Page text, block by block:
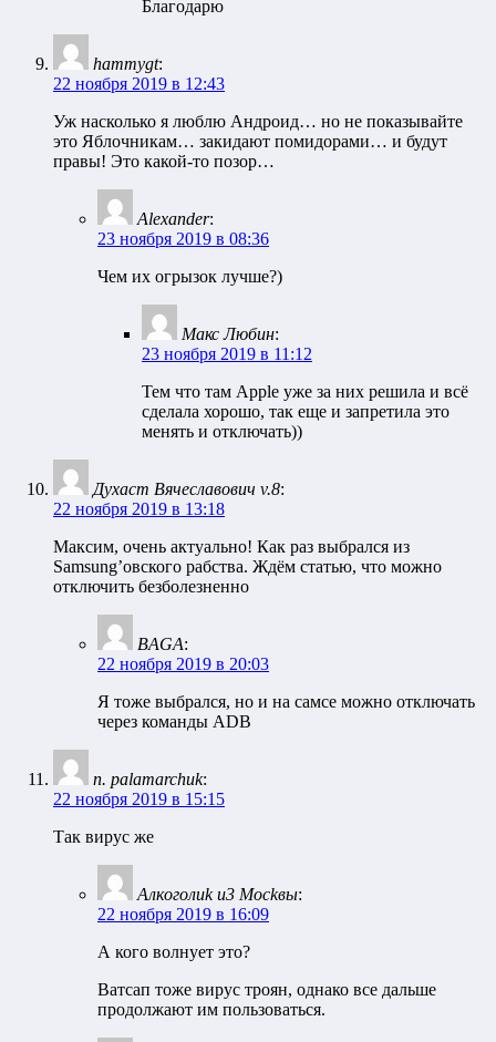
Благодарю
hammygt:
22 ноября 2019 в 12:43
Уж насколько я люблю Андроид… но не показывайте
это Яблочникам… закидают помидорами… и будут
правы! Это какой-то позор…
Alexander:
23 ноября 2019 в 08:36
Чем их огрызок лучше?)
Макс Любин:
23 ноября 2019 в 11:12
Тем что там Apple уже за них решила и всё
сделала хорошо, так еще и запретила это
менять и отключать))
Духаст Вячеславович v.8:
22 ноября 2019 в 13:18
Максим, очень актуально! Как раз выбрался из
Samsung’овского рабства. Ждём статью, что можно
отключить безболезненно
BAGA:
22 ноября 2019 в 20:03
Я тоже выбрался, но и на самсе можно отключать
через команды ADB
n. palamarchuk:
22 ноября 2019 в 15:15
Так вирус же
Aлкoгoлиk и3 Mockвы:
22 ноября 2019 в 16:09
А кого волнует это?
Ватсап тоже вирус троян, однако все дальше
продолжают им пользоваться.